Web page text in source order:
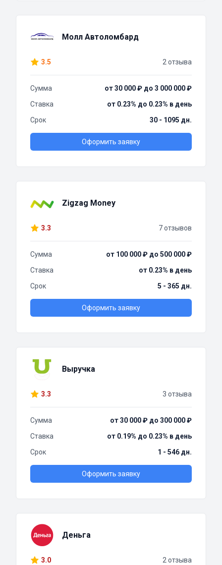
Молл Автоломбард
3.5 2 отзыва
Сумма
от 30 000 ₽ до 3 000 000 ₽
Ставка
от 0.23% до 0.23% в день
Срок
30 - 1095 дн.
Оформить заявку
Zigzag Money
3.3 7 отзывов
Сумма
от 100 000 ₽ до 500 000 ₽
Ставка
от 0.23% в день
Срок
5 - 365 дн.
Оформить заявку
Выручка
3.3 3 отзыва
Сумма
от 30 000 ₽ до 300 000 ₽
Ставка
от 0.19% до 0.23% в день
Срок
1 - 546 дн.
Оформить заявку
Деньга
3.0 2 отзыва